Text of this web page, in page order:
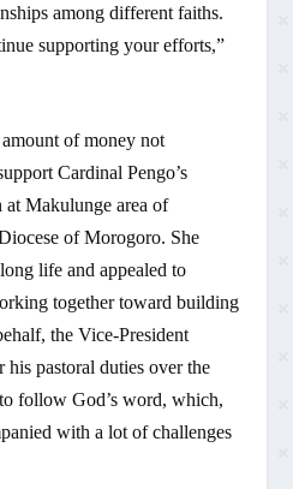
among different faiths.
supporting your efforts,”
of money not
Cardinal Pengo’s
Makulunge area of
of Morogoro. She
life and appealed to
together toward building
the Vice-President
pastoral duties over the
follow God’s word, which,
with a lot of challenges